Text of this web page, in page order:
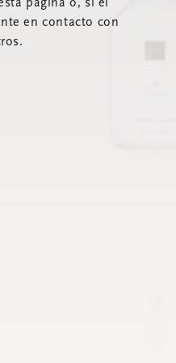
página o, si el
en contacto con